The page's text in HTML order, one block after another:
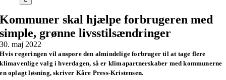
Kommuner skal hjælpe forbrugeren med
simple, grønne livsstilsændringer
30. maj 2022
Hvis regeringen vil anspore den almindelige forbruger til at tage flere
klimavenlige valg i hverdagen, så er klimapartnerskaber med kommunerne
en oplagt løsning, skriver Kåre Press-Kristensen.